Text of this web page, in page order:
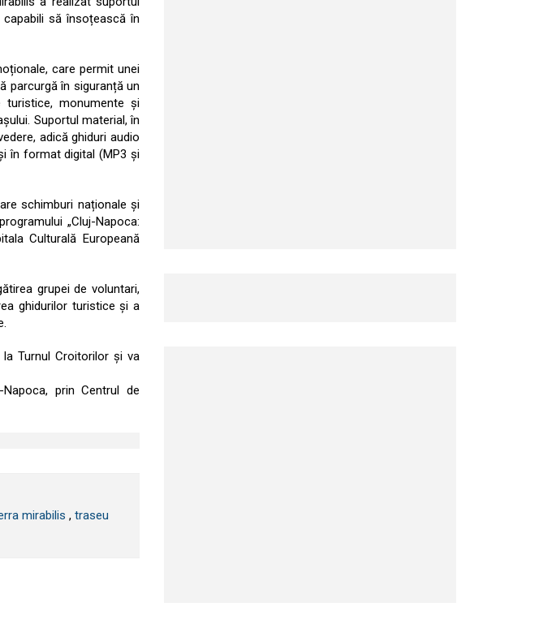
să însoțească în
care permit unei
parcurgă în siguranță un
turistice, monumente și
Suportul material, în
adică ghiduri audio
în format digital (MP3 și
schimburi naționale și
„Cluj-Napoca:
Culturală Europeană
grupei de voluntari,
ghidurilor turistice și a
Turnul Croitorilor și va
prin Centrul de
mirabilis , traseu